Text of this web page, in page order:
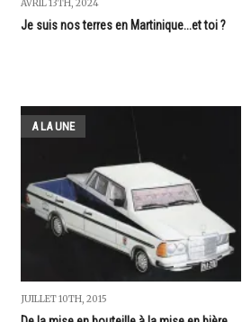
AVRIL 13TH, 2024
Je suis nos terres en Martinique...et toi ?
A LA UNE
JUILLET 10TH, 2015